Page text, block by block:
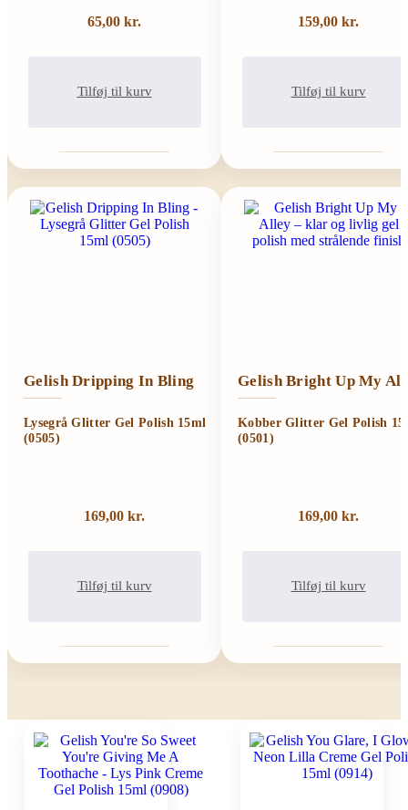
65,00 kr.
Tilføj til kurv
159,00 kr.
Tilføj til kurv
Gelish Dripping In Bling
Lysegrå Glitter Gel Polish 15ml
(0505)
169,00 kr.
Tilføj til kurv
Gelish Bright Up My
Kobber Glitter Gel Polish
(0501)
169,00 kr.
Tilføj til kurv